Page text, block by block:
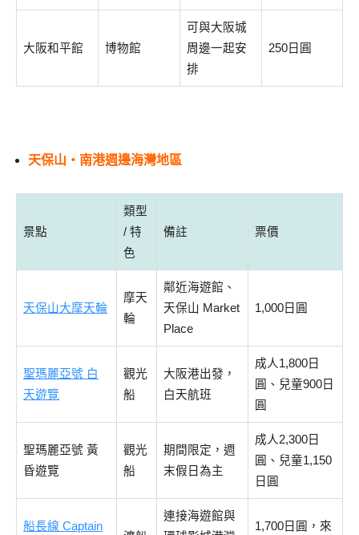
大阪和平館 博物館
可與大阪城
周邊一起安
排
250日圓
天保山・南港週邊海灣地區
景點
類型
/ 特
色
備註 票價
天保山大摩天輪
摩天
輪
鄰近海遊館、
天保山 Market
Place
1,000日圓
聖瑪麗亞號 白
天遊覽
觀光
船
大阪港出發，
白天航班
成人1,800日
圓、兒童900日
圓
聖瑪麗亞號 黃
昏遊覽
觀光
船
期間限定，週
末假日為主
成人2,300日
圓、兒童1,150
日圓
船長線 Captain
連接海遊館與
1,700日圓，來